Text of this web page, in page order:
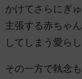
かけてさらにぎ
主張する赤ちゃ
してしまう愛らし
その一方で執念